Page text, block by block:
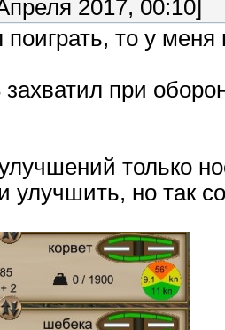
2017, 00:10]
то у
при
только
улучшить, но так